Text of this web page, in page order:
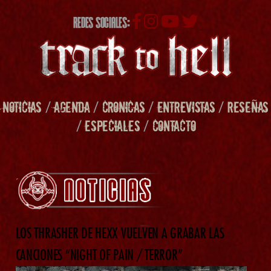
REDES SOCIALES:
NOTICIAS /AGENDA/ CRONICAS/ENTREVISTAS/RESEÑAS
/ESPECIALES/ CONTACTO
LOS THRASHER DE HEXX VUELVEN A GRABAR LAS
CANCIONES “NIGHT OF PAIN / TERROR”